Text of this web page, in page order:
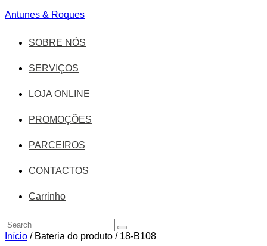
Antunes & Roques
SOBRE NÓS
SERVIÇOS
LOJA ONLINE
PROMOÇÕES
PARCEIROS
CONTACTOS
Carrinho
Início / Bateria do produto / 18-B108